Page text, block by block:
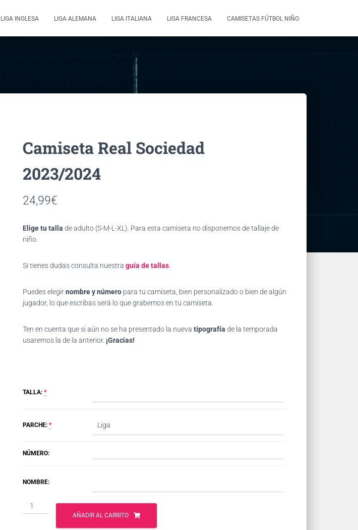
LIGA INGLESA LIGA ALEMANA LIGA ITALIANA LIGA FRANCESA CAMISETAS FÚTBOL NIÑO
Real Sociedad
2023/2024
24,99€
Elige tu talla de adulto (S-M-L-XL). Para esta camiseta no disponemos de tallaje de
niño.
Si tienes dudas consulta nuestra guía de tallas
Puedes elegirnombre y número para tu camiseta, bien personalizado o bien de algún
jugador, lo que escribas será lo que grabemos en tu camiseta.
Ten en cuenta que si aún no se ha presentado la nueva tipografía de la temporada
usaremos la de la anterior. ¡Gracias!
TALLA: *
PARCHE: *
NÚMERO:
NOMBRE:
Real
Sociedad
2023/2024
AÑADIR AL CARRITO